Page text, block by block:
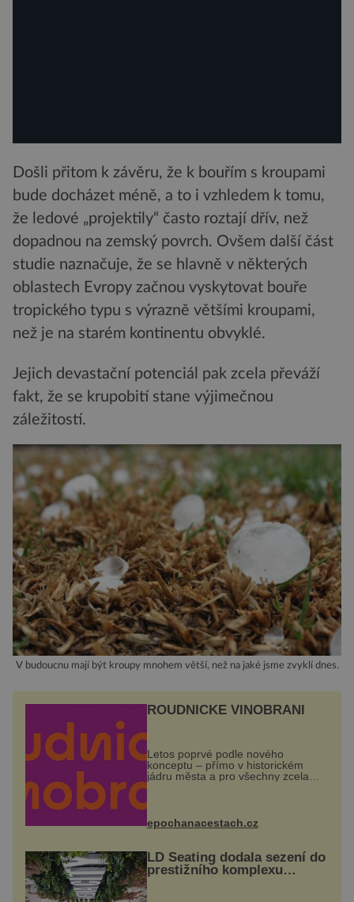
Došli přitom k závěru, že k bouřím s kroupami
bude docházet méně, a to i vzhledem k tomu,
že ledové „projektily“ často roztají dřív, než
dopadnou na zemský povrch. Ovšem další část
studie naznačuje, že se hlavně v některých
oblastech Evropy začnou vyskytovat bouře
tropického typu s výrazně většími kroupami,
než je na starém kontinentu obvyklé.
Jejich devastační potenciál pak zcela převáží
fakt, že se krupobití stane výjimečnou
záležitostí.
V budoucnu mají být kroupy mnohem větší, než na jaké jsme zvyklí dnes.
ROUDNICKÉ VINOBRANÍ
Letos poprvé podle nového
konceptu – přímo v historickém
jádru města a pro všechny zcela
zdarma. Hlavní program se
náměstí. Návštěvníci se mohou těšit
na víno, burčák, pes...
epochanacestach.cz
LD Seating dodala sezení do
prestižního komplexu
MediaCityUK v Salfordu